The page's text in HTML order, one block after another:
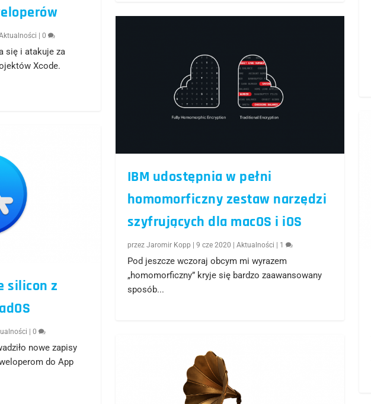
|0
się i atakuje za
Xcode.
silicon z
|0
nowe zapisy
do App
IBM udostępnia w pełni
homomorficzny zestaw narzędzi
szyfrujących dla macOS i iOS
przez Jaromir Kopp 9 cze 2020 Aktualności 1
Pod jeszcze wczoraj obcym mi wyrazem
„homomorficzny” kryje się bardzo zaawansowany
sposób...